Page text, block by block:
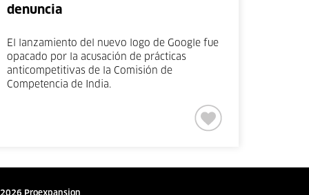
denuncia
El lanzamiento del nuevo logo de Google fue
opacado por la acusación de prácticas
anticompetitivas de la Comisión de
Competencia de India.